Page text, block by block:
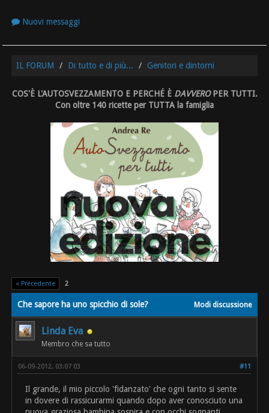
Nuovi messaggi
IL FORUM Di tutto e di più... Genitori e dintorni
COS'È L'AUTOSVEZZAMENTO E PERCHÉ È DAVVEROPER TUTTI.
Con oltre 140 ricette per TUTTA la famiglia
« Precedente 2
Modi discussione
Che sapore ha uno spicchio di sole?
Linda Eva
Membro che sa tutto
#11
06-09-2012, 03:07 03
Il grande, il mio piccolo 'fidanzato' che ogni tanto si sente
in dovere di rassicurarmi quando dopo aver conosciuto una